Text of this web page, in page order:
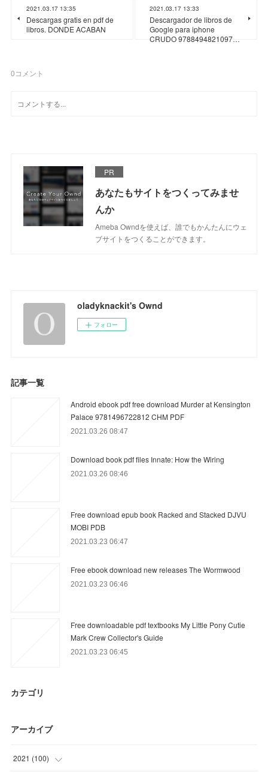
2021.03.17 13:35
Descargas gratis en pdf de
libros. DONDE ACABAN
2021.03.17 13:33
Descargador de libros de
Google para iphone
CRUDO 9788494821097…
0コメント
PR
あなたもサイトをつくってみませ
んか
Ameba Owndを使えば、誰でもかんたんにウェ
ブサイトをつくることができます。
oladyknackit's Ownd
フォロー
記事一覧
Android ebook pdf free download Murder at Kensington
Palace 9781496722812 CHM PDF
2021.03.26 08:47
Download book pdf files Innate: How the Wiring
2021.03.26 08:46
Free download epub book Racked and Stacked DJVU
MOBI PDB
2021.03.23 06:47
Free ebook download new releases The Wormwood
2021.03.23 06:46
Free downloadable pdf textbooks My Little Pony Cutie
Mark Crew Collector's Guide
2021.03.23 06:45
カテゴリ
アーカイブ
2021 (100)